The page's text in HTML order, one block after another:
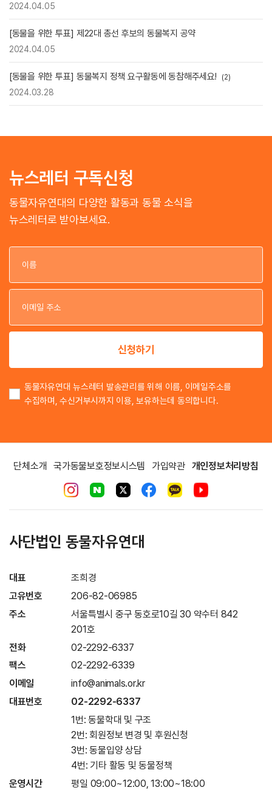
2024.04.05
[동물을 위한 투표] 제22대 총선 후보의 동물복지 공약
2024.04.05
[동물을 위한 투표] 동물복지 정책 요구활동에 동참해주세요! (2)
2024.03.28
뉴스레터 구독신청
동물자유연대의 다양한 활동과 동물 소식을
뉴스레터로 받아보세요.
이
이
신청하기
동물자유연대 뉴스레터 발송관리를 위해 이름, 이메일주소를
수집하며, 수신거부시까지 이용, 보유하는데 동의합니다.
단체소개 국가동물보호정보시스템 가입약관 개인정보처리방침
사단법인 동물자유연대
대표
조희경
고유번호
206-82-06985
주소
서울특별시 중구 동호로10길 30 약수터 842
201호
전화
02-2292-6337
팩스
02-2292-6339
이메일
info@animals.or.kr
대표번호
02-2292-6337
1번: 동물학대 및 구조
2번: 회원정보 변경 및 후원신청
3번: 동물입양 상담
4번: 기타 활동 및 동물정책
운영시간
평일 09:00~12:00, 13:00~18:00